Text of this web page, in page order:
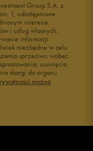
Group S.A. z
1, udostępnione
interesie
i usług własnych.
informacji
niezbędne w celu
sprzeciwu wobec
usunięcia
skargi do organu
można